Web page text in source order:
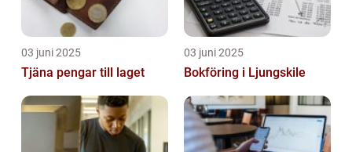
03 juni 2025
Tjäna pengar till laget
03 juni 2025
Bokföring i Ljungskile